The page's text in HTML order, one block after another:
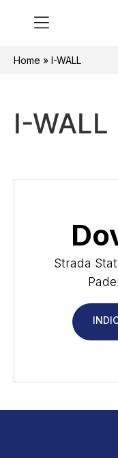
Home » I-WALL
I-WALL
Strada